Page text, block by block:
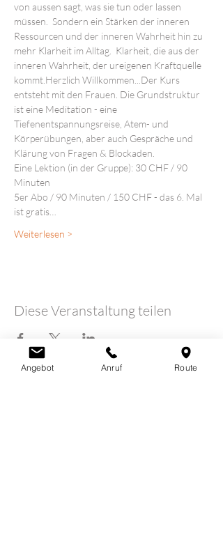
von aussen sagt, was sie tun oder lassen
müssen.  Sondern ein Stärken der inneren
Ressourcen und der inneren Wahrheit hin zu
mehr Klarheit im Alltag.  Klarheit, die aus der
inneren Wahrheit, der ureigenen Kraftquelle
kommt.Herzlich Willkommen...Der Kurs
entsteht mit den Frauen. Die Grundstruktur
ist eine Meditation - eine
Tiefenentspannungsreise, Atem- und
Körperübungen, aber auch Gespräche und
Klärung von Fragen & Blockaden.
Eine Lektion (in der Gruppe): 30 CHF / 90
Minuten
5er Abo / 90 Minuten / 150 CHF - das 6. Mal
ist gratis…
Weiterlesen >
Diese Veranstaltung teilen
Angebot Anruf Route